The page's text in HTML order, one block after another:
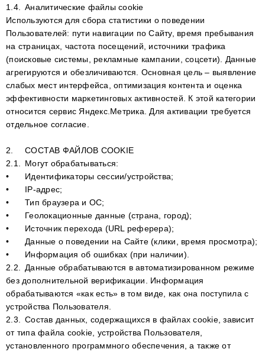
1.4.
Аналитические файлы cookie
Используются для сбора статистики о поведении
Пользователей: пути навигации по Сайту, время пребывания
на страницах, частота посещений, источники трафика
(поисковые системы, рекламные кампании, соцсети). Данные
агрегируются и обезличиваются. Основная цель – выявление
слабых мест интерфейса, оптимизация контента и оценка
эффективности маркетинговых активностей. К этой категории
относится сервис Яндекс.Метрика. Для активации требуется
отдельное согласие.
2.
СОСТАВ ФАЙЛОВ COOKIE
2.1.
Могут обрабатываться:
•
Идентификаторы сессии/устройства;
•
IP-адрес;
•
Тип браузера и ОС;
•
Геолокационные данные (страна, город);
•
Источник перехода (URL реферера);
•
Данные о поведении на Сайте (клики, время просмотра);
•
Информация об ошибках (при наличии).
2.2.
Данные обрабатываются в автоматизированном режиме
без дополнительной верификации. Информация
обрабатываются «как есть» в том виде, как она поступила с
устройства Пользователя.
2.3.
Состав данных, содержащихся в файлах сookie, зависит
от типа файла сookie, устройства Пользователя,
установленного программного обеспечения, а также от